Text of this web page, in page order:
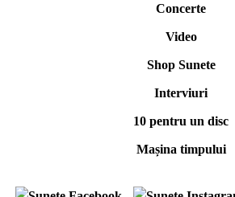
Concerte
Video
Shop Sunete
Interviuri
10 pentru un disc
Mașina timpului